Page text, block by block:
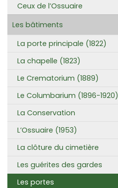
Ceux de l’Ossuaire
Les bâtiments
La porte principale (1822)
La chapelle (1823)
Le Crematorium (1889)
Le Columbarium (1896-1920)
La Conservation
L’Ossuaire (1953)
La clôture du cimetière
Les guérites des gardes
Les portes